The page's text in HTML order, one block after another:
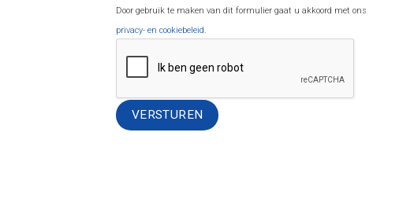
Door gebruik te maken van dit formulier gaat u akkoord met ons
privacy- en cookiebeleid.